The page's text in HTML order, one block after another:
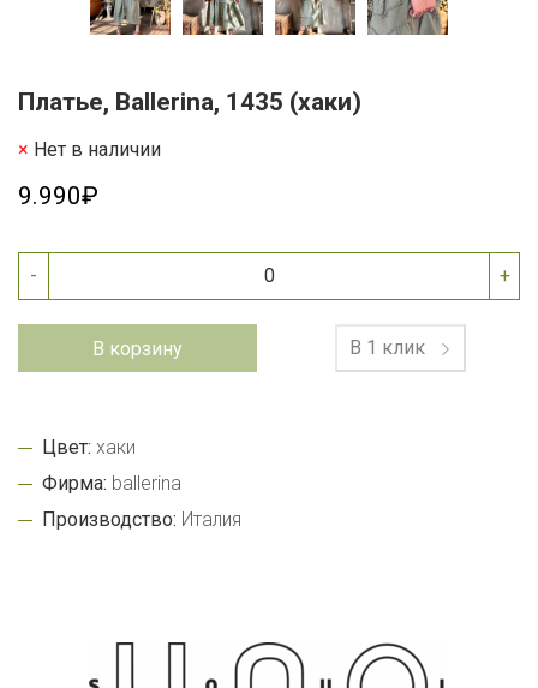
Платье, Ballerina, 1435 (хаки)
Нет в наличии
9.990₽
- +
В корзину В 1 клик
Цвет: хаки
Фирма: ballerina
Производство: Италия